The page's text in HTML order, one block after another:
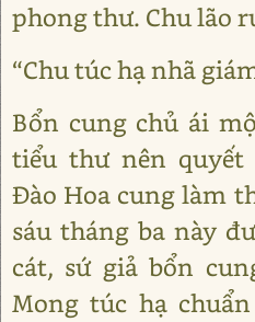
phong thư. Chu lão
“Chu túc hạ nhã
Bổn cung chủ ái
tiểu thư nên
Đào Hoa cung làm
sáu tháng ba này
cát, sứ giả bổn
Mong túc hạ